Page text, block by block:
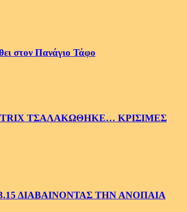
στον Πανάγιο Τάφο
ΤΣΑΛΑΚΩΘΗΚΕ… ΚΡΙΣΙΜΕΣ
ΔΙΑΒΑΙΝΟΝΤΑΣ ΤΗΝ ΑΝΟΠΑΙΑ